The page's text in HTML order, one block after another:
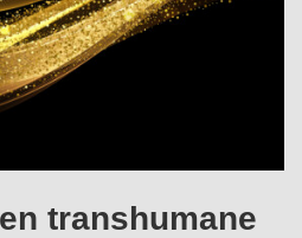
transhumane